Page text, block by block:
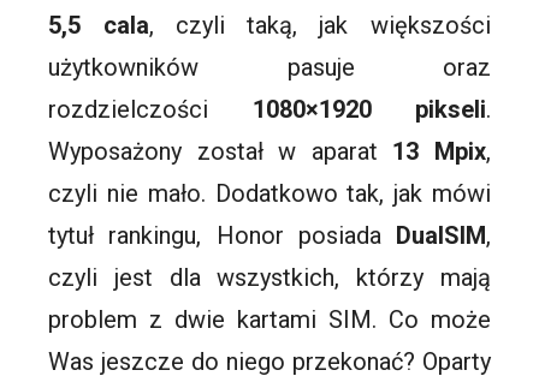
5,5 cala, czyli taką, jak większości
użytkowników pasuje oraz
rozdzielczości 1080×1920 pikseli.
Wyposażony został w aparat 13 Mpix,
czyli nie mało. Dodatkowo tak, jak mówi
tytuł rankingu, Honor posiada DualSIM,
czyli jest dla wszystkich, którzy mają
problem z dwie kartami SIM. Co może
Was jeszcze do niego przekonać? Oparty